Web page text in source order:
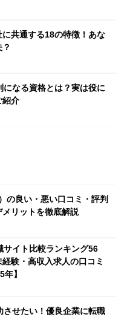
共通する18の特徴！あな
になる資格とは？実は役に
紹介
の良い・悪い口コミ・評判
リットを徹底解説
サイト比較ランキング56
験・高収入求人の口コミ
】
させたい！優良企業に転職